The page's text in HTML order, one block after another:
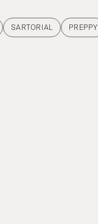
SARTORIAL PREPPY